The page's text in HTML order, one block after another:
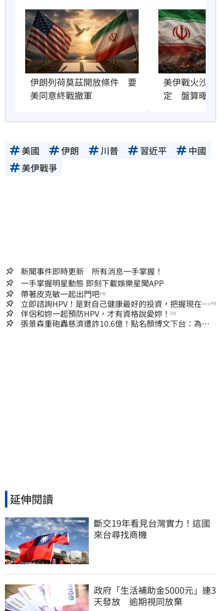
伊朗列荷莫茲開放條件　要
美同意終戰撤軍
美伊戰火沙土
定　盤算曝
美國 伊朗 川普 習近平
中國
美伊戰爭
新聞事件即時更新 所有消息一手掌握！
一手掌握明星動態 即刻下載娛樂星聞APP
帶著皮克敏一起出門吧PR
立即諮詢HPV！是對自己健康最好的投資，把握現在不
嫌晚！
PR
伴侶和妳一起預防HPV，才有資格說愛妳！ PR
張景森重砲轟慈濟遭詐10.6億！點名顏博文下台：為什
延伸閱讀
斷交19年看見台灣實力！這國
來台尋找商機
政府「生活補助金5000元」連3
天發放 逾期視同放棄